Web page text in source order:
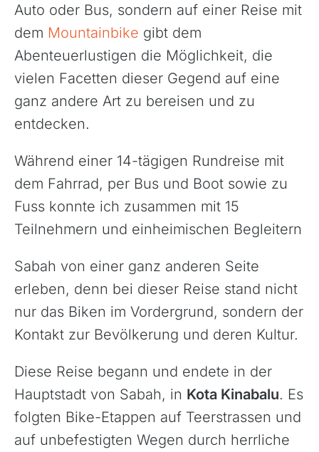
Auto oder Bus, sondern auf einer Reise mit
dem Mountainbike gibt dem
Abenteuerlustigen die Möglichkeit, die
vielen Facetten dieser Gegend auf eine
ganz andere Art zu bereisen und zu
entdecken.
Während einer 14-tägigen Rundreise mit
dem Fahrrad, per Bus und Boot sowie zu
Fuss konnte ich zusammen mit 15
Teilnehmern und einheimischen Begleitern
Sabah von einer ganz anderen Seite
erleben, denn bei dieser Reise stand nicht
nur das Biken im Vordergrund, sondern der
Kontakt zur Bevölkerung und deren Kultur.
Diese Reise begann und endete in der
Hauptstadt von Sabah, in Kota Kinabalu. Es
folgten Bike-Etappen auf Teerstrassen und
auf unbefestigten Wegen durch herrliche